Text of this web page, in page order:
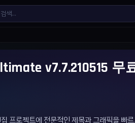
v7.7.210515 무
로젝트에 전문적인 제목과 그래픽을 빠르